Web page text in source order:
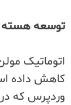
توسعه
اتوماتیک
کاهش داده